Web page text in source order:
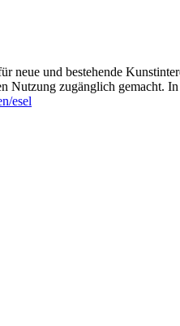
neue und bestehende
Nutzung zugänglich gemacht.
esel